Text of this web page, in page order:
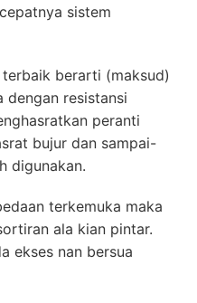
sistem
berarti (maksud)
dengan resistansi
peranti
bujur dan sampai-
digunakan.
terkemuka maka
ala kian pintar.
ekses nan bersua